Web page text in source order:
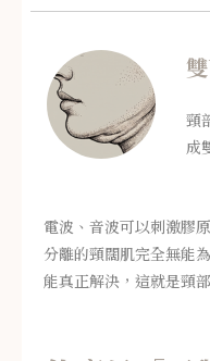
頸
成
電波、音波可以刺激膠
分離的頸闊肌完全無能
能真正解決，這就是頸